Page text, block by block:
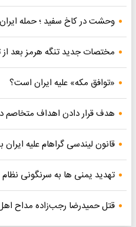
وحشت در کاخ سفید ؛ حمله
مختصات جدید تنگه هرمز بعد از
«توافق مکه» علیه ایران است؟
هدف قرار دادن اهداف متخاصم
قانون لیندسی گراهام علیه
تهدید یمنی ها به سرنگونی
قتل حمیدرضا رجب‌زاده مداح